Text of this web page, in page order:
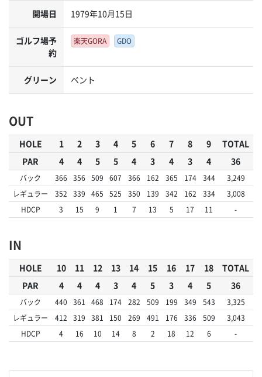
開場日 1979年10月15日
ゴルフ場予
約
楽天GORA GDO
グリーン ベント
OUT
HOLE 1 2 3 4 5 6 7 8 9
TOTAL
PAR
4 4 5 5 4 3 4 3 4 36
バック 366 356 509 607 366 162 365 174 344
3,249
レギュラー
352 339 465 525 350 139 342 162 334
3,008
HDCP
3 15 9 1 7 13 5 17 11 -
IN
HOLE 10 11 12 13 14 15 16 17 18
TOTAL
PAR
4 4 4 3 4 5 3 4 5 36
バック 440 361 468 174 282 509 199 349 543
3,325
レギュラー
412 319 381 150 269 491 176 336 509
3,043
HDCP
4 16 10 14 8 2 18 12 6 -